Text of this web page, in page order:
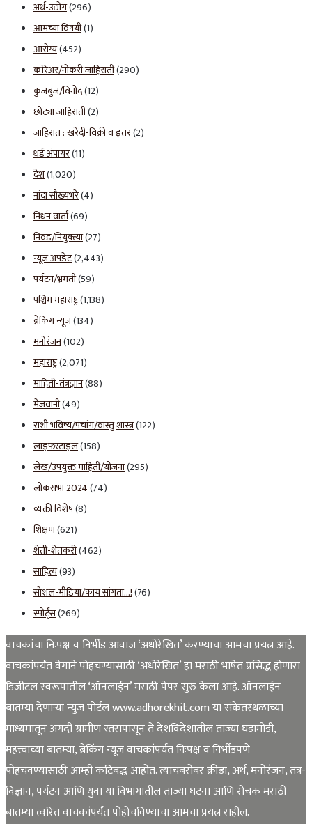
अर्थ-उद्योग(296)
आमच्या विषयी(1)
आरोग्य(452)
करिअर/नोकरी जाहिराती(290)
कुजबुज/विनोद(12)
छोट्या जाहिराती(2)
जाहिरात : खरेदी-विक्री व इतर(2)
थर्ड अंपायर(11)
देश(1,020)
नांदा सौख्यभरे(4)
निधन वार्ता(69)
निवड/नियुक्त्या(27)
न्यूज अपडेट(2,443)
पर्यटन/भ्रमंती(59)
पश्चिम महाराष्ट्र(1,138)
ब्रेकिंग न्यूज(134)
मनोरंजन(102)
महाराष्ट्र(2,071)
माहिती-तंत्रज्ञान(88)
मेजवानी(49)
राशी भविष्य/पंचांग/वास्तु शास्त्र(122)
लाइफस्टाइल(158)
लेख/उपयुक्त माहिती/योजना(295)
लोकसभा 2024(74)
व्यक्ती विशेष(8)
शिक्षण(621)
शेती-शेतकरी(462)
साहित्य(93)
सोशल-मीडिया/काय सांगता…!(76)
स्पोर्ट्स(269)
वाचकांचा निःपक्ष व निर्भीड आवाज ‘अधोरेखित’ करण्याचा आमचा प्रयत्न आहे.
वाचकांपर्यंत वेगाने पोहचण्यासाठी ‘अधोरेखित’ हा मराठी भाषेत प्रसिद्ध होणारा
डिजीटल स्वरूपातील ‘ऑनलाईन’ मराठी पेपर सुरु केला आहे. ऑनलाईन
बातम्या देणाऱ्या न्युज पोर्टल www.adhorekhit.com या संकेतस्थळाच्या
माध्यमातून अगदी ग्रामीण स्तरापासून ते देशविदेशातील ताज्या घडामोडी,
महत्त्वाच्या बातम्या, ब्रेकिंग न्यूज वाचकांपर्यंत निःपक्ष व निर्भीडपणे
पोहचवण्यासाठी आम्ही कटिबद्ध आहोत. त्याचबरोबर क्रीडा, अर्थ, मनोरंजन, तंत्र-
विज्ञान, पर्यटन आणि युवा या विभागातील ताज्या घटना आणि रोचक मराठी
बातम्या त्वरित वाचकांपर्यंत पोहोचविण्याचा आमचा प्रयत्न राहील.